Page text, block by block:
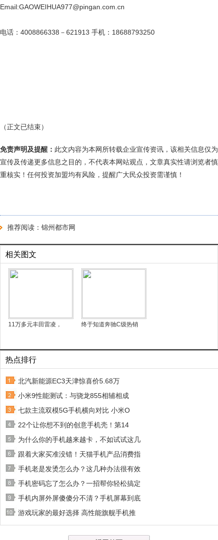
Email:GAOWEIHUA977@pingan.com.cn
电话：4008866338－621913 手机：18688793250
（正文已结束）
免责声明及提醒： 此文内容为本网所转载企业宣传资讯，该相关信息仅为
宣传及传递更多信息之目的，不代表本网站观点，文章真实性请浏览者慎
重核实！任何投资加盟均有风险，提醒广大民众投资需谨慎！
推荐阅读： 锦州都市网
相关图文
11万多元丰田雷凌， 终于知道奔驰C级热销
热点排行
北汽新能源EC3天津惊喜价5.68万
小米9性能测试：与骁龙855相辅相成
七款主流双模5G手机横向对比 小米O
22个让你想不到的创意手机壳！第14
为什么你的手机越来越卡，不如试试这几
跟着大家买准没错！天猫手机产品消费指
手机老是发烫怎么办？这几种办法很有效
手机密码忘了怎么办？一招帮你轻松搞定
手机内屏外屏傻傻分不清？手机屏幕到底
游戏玩家的最好选择 高性能旗舰手机推